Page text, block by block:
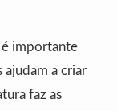
é importante
ajudam a criar
faz as